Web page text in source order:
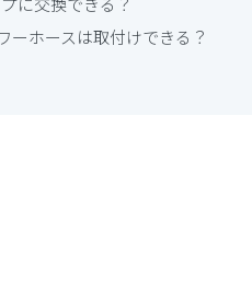
ーホースは取付けできる？